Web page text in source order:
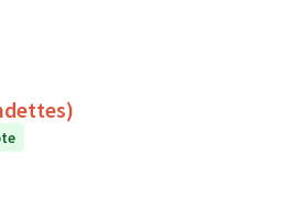
de Fondettes)